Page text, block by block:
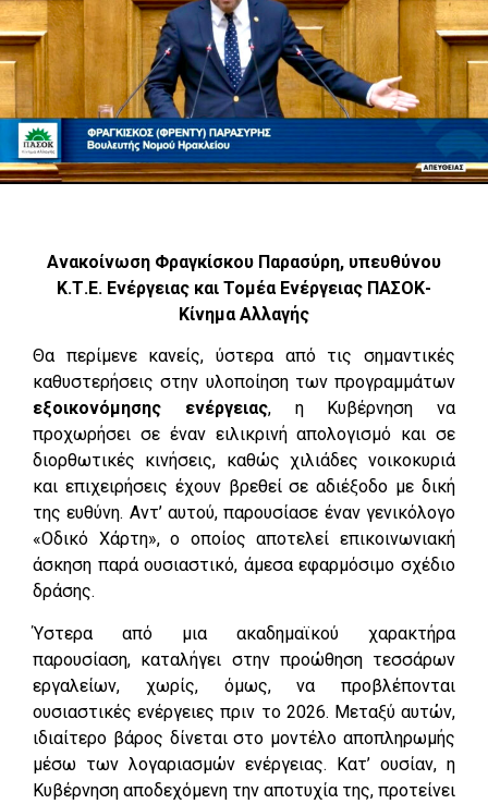
Ανακοίνωση Φραγκίσκου Παρασύρη, υπευθύνου
Κ.Τ.Ε. Ενέργειας και Τομέα Ενέργειας ΠΑΣΟΚ-
Κίνημα Αλλαγής
Θα περίμενε κανείς, ύστερα από τις σημαντικές
καθυστερήσεις στην υλοποίηση των προγραμμάτων
εξοικονόμησης ενέργειας, η Κυβέρνηση να
προχωρήσει σε έναν ειλικρινή απολογισμό και σε
διορθωτικές κινήσεις, καθώς χιλιάδες νοικοκυριά
και επιχειρήσεις έχουν βρεθεί σε αδιέξοδο με δική
της ευθύνη. Αντ’ αυτού, παρουσίασε έναν γενικόλογο
«Οδικό Χάρτη», ο οποίος αποτελεί επικοινωνιακή
άσκηση παρά ουσιαστικό, άμεσα εφαρμόσιμο σχέδιο
δράσης.
Ύστερα από μια ακαδημαϊκού χαρακτήρα
παρουσίαση, καταλήγει στην προώθηση τεσσάρων
εργαλείων, χωρίς, όμως, να προβλέπονται
ουσιαστικές ενέργειες πριν το 2026. Μεταξύ αυτών,
ιδιαίτερο βάρος δίνεται στο μοντέλο αποπληρωμής
μέσω των λογαριασμών ενέργειας. Κατ’ ουσίαν, η
Κυβέρνηση αποδεχόμενη την αποτυχία της, προτείνει